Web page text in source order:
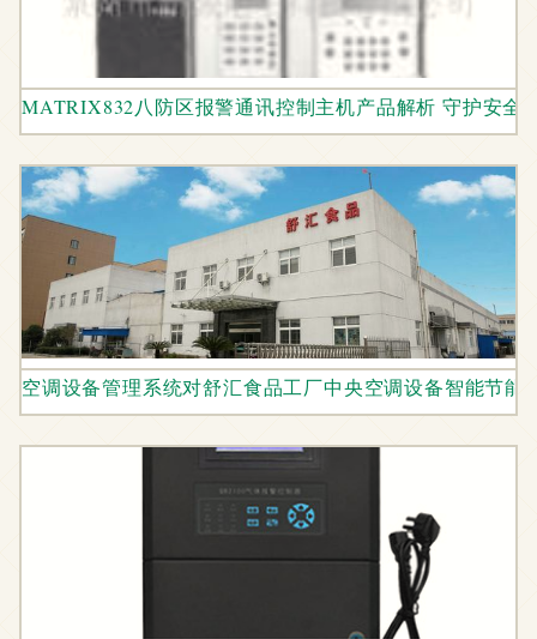
MATRIX832八防区报警通讯控制主机产品解析 守护安全
空调设备管理系统对舒汇食品工厂中央空调设备智能节能